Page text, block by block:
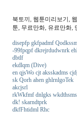
북토끼, 웹툰미리보기,
툰, 무료만화, 유료만화,
disepfp gkfpadmf
-99fpqpf dkrejrdudwnrk
dbtlf
ekdlqm (Dive)
en qjsWo cjt aksskadms
sk Qorh ahen ghlrnlgoTek
akcjsrl
rkWkfmf dnlgks
dk! skarndtprk
dkfFhtidml Rhc